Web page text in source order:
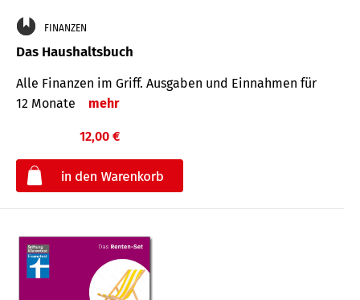
FINANZEN
Das Haushaltsbuch
Alle Finanzen im Griff. Aus­gaben und Ein­nahmen für
12 Monate
mehr
12,00 €